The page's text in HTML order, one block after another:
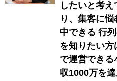
したいと考
り、集客に
中できる 行
を知りたい方
で運営でき
収1000万を